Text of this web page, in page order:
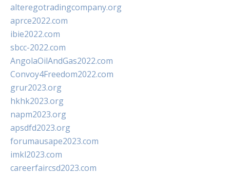
alteregotradingcompany.org
aprce2022.com
ibie2022.com
sbcc-2022.com
AngolaOilAndGas2022.com
Convoy4Freedom2022.com
grur2023.org
hkhk2023.org
napm2023.org
apsdfd2023.org
forumausape2023.com
imkl2023.com
careerfaircsd2023.com